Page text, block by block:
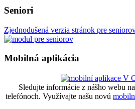
Seniori
Zjednodušená verzia stránok pre
Mobilná aplikácia
Sledujte informácie z nášho webu
telefónoch. Využívajte našu novú